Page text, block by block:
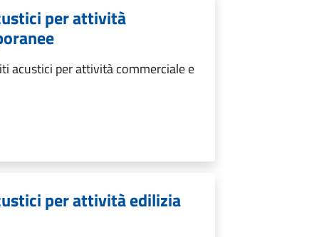
per attività
acustici per attività commerciale e
per attività edilizia